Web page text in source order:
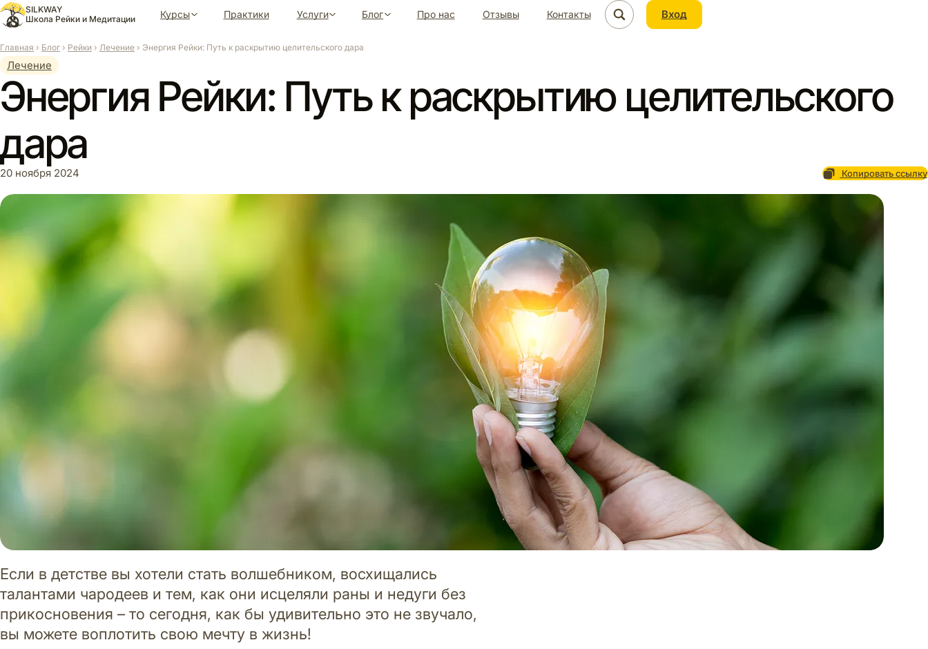
Перейти
к
SILKWAY
Школа Рейки и Медитации
Курсы Практики Услуги Блог Про нас Отзывы Контакты Вход
Главная › Блог › Рейки › Лечение › Энергия Рейки: Путь к раскрытию целительского дара
Лечение
Энергия Рейки: Путь к раскрытию целительского
дара
20 ноября 2024 Копировать ссылку
Если в детстве вы хотели стать волшебником, восхищались
талантами чародеев и тем, как они исцеляли раны и недуги без
прикосновения – то сегодня, как бы удивительно это не звучало,
вы можете воплотить свою мечту в жизнь!